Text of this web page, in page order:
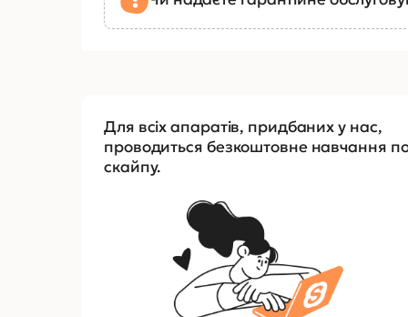
Для всіх апаратів, придбаних у нас,
проводиться безкоштовне навчання
скайпу.